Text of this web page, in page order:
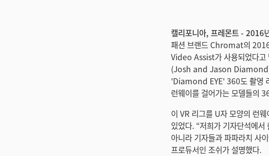
캘리포니아, 프레몬트 - 2016
패션 브랜드 Chromat의
Video Assist가 사용되었다
(Josh and Jason Diamond)
'Diamond EYE' 360도 촬영
런웨이를 걸어가는 모델들의
이 VR 리그를 U자 모양의 런
있었다. “저희가 기자단석에
아니라 기자들과 파파라치 사
프로듀서인 조쉬가 설명했다.